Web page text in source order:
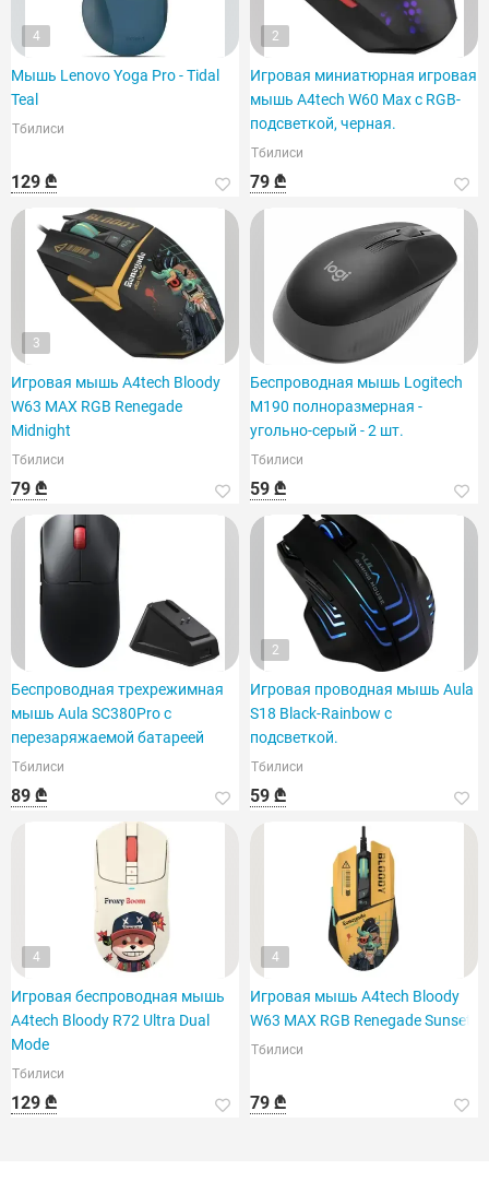
4
Мышь Lenovo Yoga Pro - Tidal
Teal
Тбилиси
129 ₾
2
Игровая миниатюрная игровая
мышь A4tech W60 Max с RGB-
подсветкой, черная.
Тбилиси
79 ₾
3
Игровая мышь A4tech Bloody
W63 MAX RGB Renegade
Midnight
Тбилиси
79 ₾
Беспроводная мышь Logitech
M190 полноразмерная -
угольно-серый - 2 шт.
Тбилиси
59 ₾
Беспроводная трехрежимная
мышь Aula SC380Pro с
перезаряжаемой батареей
Тбилиси
89 ₾
2
Игровая проводная мышь Aula
S18 Black-Rainbow с
подсветкой.
Тбилиси
59 ₾
4
Игровая беспроводная мышь
A4tech Bloody R72 Ultra Dual
Mode
Тбилиси
129 ₾
4
Игровая мышь A4tech Bloody
W63 MAX RGB Renegade Sunset
Тбилиси
79 ₾